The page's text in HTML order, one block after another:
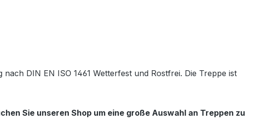
DIN EN ISO 1461 Wetterfest und Rostfrei. Die Treppe ist
Sie unseren Shop um eine große Auswahl an Treppen zu